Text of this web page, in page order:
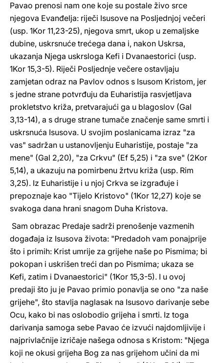
Pavao prenosi nam one koje su postale živo srce
njegova Evanđelja: riječi Isusove na Posljednjoj večeri
(usp. 1Kor 11,23-25), njegova smrt, ukop u zemaljske
dubine, uskrsnuće trećega dana i, nakon Uskrsa,
ukazanja Njega uskrsloga Kefi i Dvanaestorici (usp.
1Kor 15,3-5). Riječi Posljednje večere ostavljaju
zamjetan odraz na Pavlov odnos s Isusom Kristom, jer
s jedne strane potvrđuju da Euharistija rasvjetljava
prokletstvo križa, pretvarajući ga u blagoslov (Gal
3,13-14), a s druge strane tumače značenje same smrti i
uskrsnuća Isusova. U svojim poslanicama izraz "za
vas" sadržan u ustanovljenju Euharistije, postaje "za
mene" (Gal 2,20), "za Crkvu" (Ef 5,25) i "za sve" (2Kor
5,14), a ukazuju na pomirbenu žrtvu križa (usp. Rim
3,25). Iz Euharistije i u njoj Crkva se izgrađuje i
prepoznaje kao "Tijelo Kristovo" (1Kor 12,27) koje se
svakoga dana hrani snagom Duha Kristova.
Sam obrazac Predaje sadrži prenošenje vazmenih
događaja iz Isusova života: "Predadoh vam ponajprije
što i primih: Krist umrije za grijehe naše po Pismima; bi
pokopan i uskrišen treći dan po Pismima; ukaza se
Kefi, zatim i Dvanaestorici" (1Kor 15,3-5). I u ovoj
predaji što ju je Pavao primio ponavlja se ono "za naše
grijehe", što stavlja naglasak na Isusovo darivanje sebe
Ocu, kako bi nas oslobodio grijeha i smrti. Iz toga
darivanja samoga sebe Pavao će izvući najdomljivije i
najprivlačnije izričaje našega odnosa s Kristom: "Njega
koji ne okusi grijeha Bog za nas grijehom učini da mi